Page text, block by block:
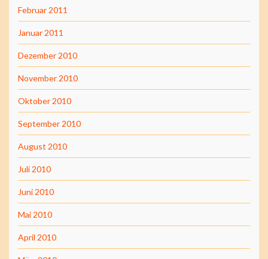
Februar 2011
Januar 2011
Dezember 2010
November 2010
Oktober 2010
September 2010
August 2010
Juli 2010
Juni 2010
Mai 2010
April 2010